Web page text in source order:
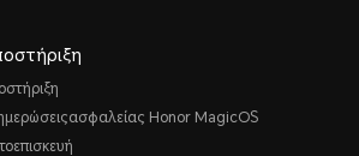
Honor MagicOS